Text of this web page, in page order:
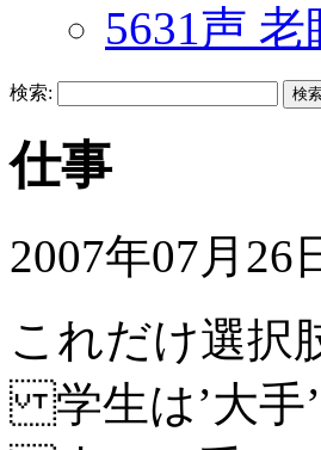
5631声 老
検索:
仕事
2007年07月26
これだけ選択
学生は’大手